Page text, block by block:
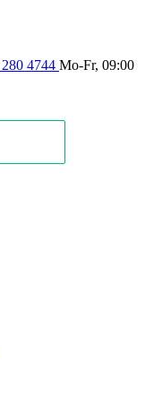
4744 Mo-Fr, 09:00